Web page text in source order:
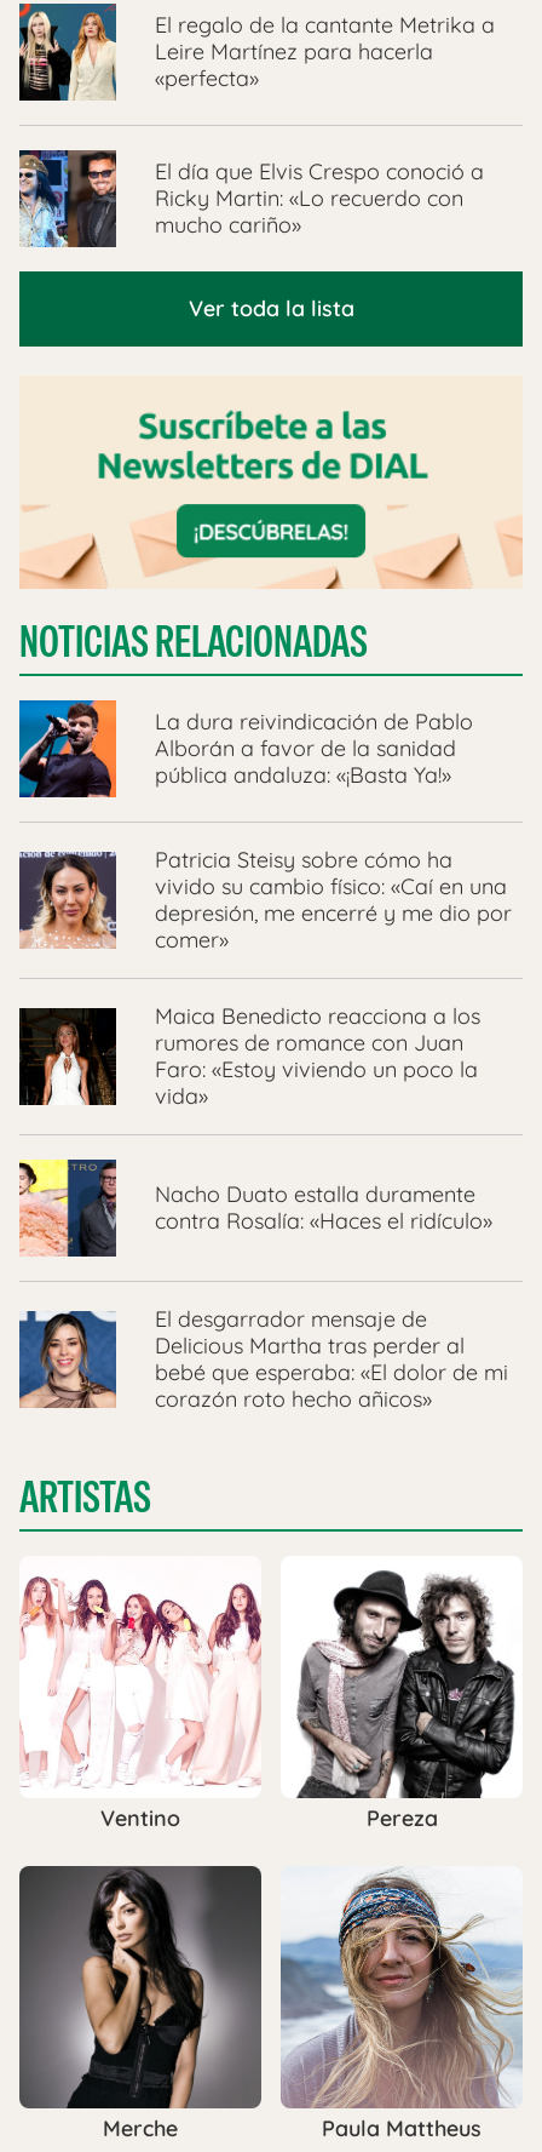
El regalo de la cantante Metrika a
Leire Martínez para hacerla
«perfecta»
El día que Elvis Crespo conoció a
Ricky Martin: «Lo recuerdo con
mucho cariño»
Ver toda la lista
NOTICIAS RELACIONADAS
La dura reivindicación de Pablo
Alborán a favor de la sanidad
pública andaluza: «¡Basta Ya!»
Patricia Steisy sobre cómo ha
vivido su cambio físico: «Caí en una
depresión, me encerré y me dio por
comer»
Maica Benedicto reacciona a los
rumores de romance con Juan
Faro: «Estoy viviendo un poco la
vida»
Nacho Duato estalla duramente
contra Rosalía: «Haces el ridículo»
El desgarrador mensaje de
Delicious Martha tras perder al
bebé que esperaba: «El dolor de mi
corazón roto hecho añicos»
ARTISTAS
Ventino Pereza
Merche Paula Mattheus